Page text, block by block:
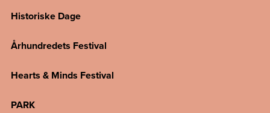
Historiske Dage
Århundredets Festival
Hearts & Minds Festival
PARK